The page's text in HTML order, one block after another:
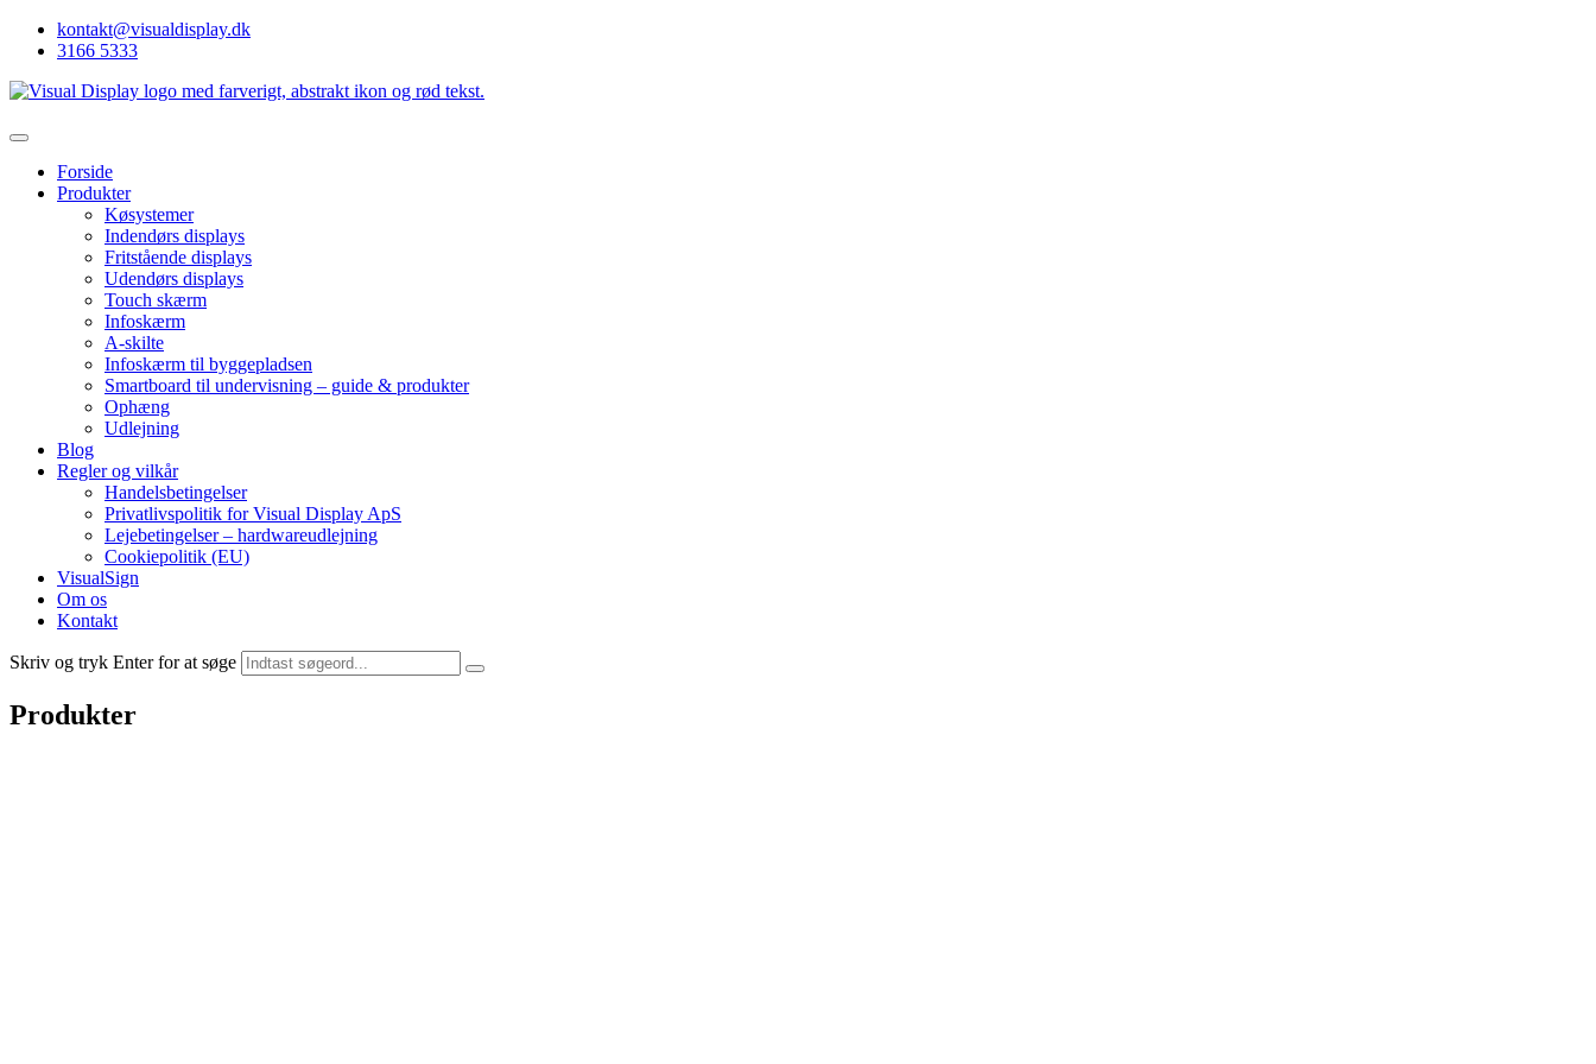
kontakt@visualdisplay.dk
3166 5333
Forside
Produkter
Køsystemer
Indendørs displays
Fritstående displays
Udendørs displays
Touch skærm
Infoskærm
A-skilte
Infoskærm til byggepladsen
Smartboard til undervisning – guide & produkter
Ophæng
Udlejning
Blog
Regler og vilkår
Handelsbetingelser
Privatlivspolitik for Visual Display ApS
Lejebetingelser – hardwareudlejning
Cookiepolitik (EU)
VisualSign
Om os
Kontakt
Skriv og tryk Enter for at søge
Produkter